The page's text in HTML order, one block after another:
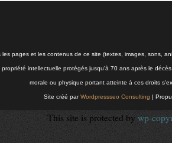
pages et les contenus de ce site (textes, images, sons,
intellectuelle protégés jusqu'à 70 ans après le
morale ou physique portant atteinte à ces droits
Site créé parWordpressseo Consulting |
This site is protected by wp-